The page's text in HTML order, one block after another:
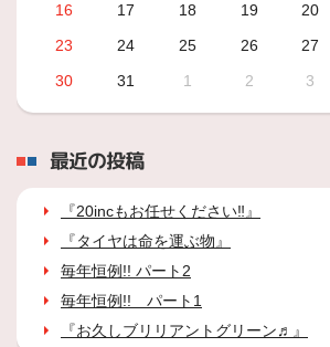
16
17 18 19 20
23
24 25 26 27
30
31 1 2 3
最近の投稿
『20incもお任せください‼』
『タイヤは命を運ぶ物』
毎年恒例!! パート2
毎年恒例!! パート1
『お久しブリリアントグリーン♬』